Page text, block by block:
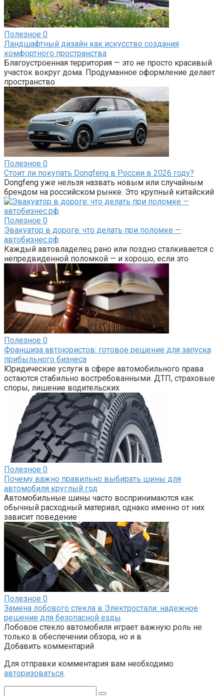
Полезное 0
Ландшафтный дизайн как искусство создания
комфортного пространства
Благоустроенная территория — это не просто красивый
участок вокруг дома. Продуманное оформление делает
пространство
Полезное 0
Стоит ли покупать Dongfeng в России в 2026 году?
Dongfeng уже нельзя назвать новым или случайным
брендом на российском рынке. Это крупный китайский
Полезное 0
Эвакуатор в дороге: что делать при поломке —
автобизнес.рф
Каждый автовладелец рано или поздно сталкивается с
непредвиденной поломкой — и хорошо, если это
Полезное 0
Франшиза автоюристов: готовое решение для запуска
прибыльного бизнеса
Юридические услуги в сфере автомобильного права
остаются стабильно востребованными. ДТП, страховые
споры, лишение водительских
Полезное 0
Почему важно правильно выбирать шины для
автомобиля круглый год
Автомобильные шины часто воспринимаются как
обычный расходный материал, однако именно от них
зависит поведение
Полезное 0
Замена лобового стекла в Электростали: надежное
решение для безопасной езды
Лобовое стекло автомобиля играет важную роль не
только в обеспечении обзора, но и в
Добавить комментарий
Для отправки комментария вам необходимо
авторизоваться.